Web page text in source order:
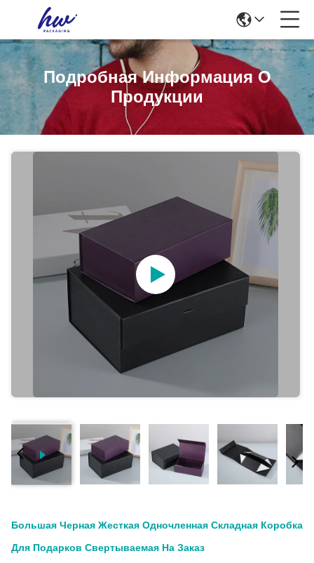
Подробная Информация О
Продукции
Большая Черная Жесткая Одночленная Складная Коробка
Для Подарков Свертываемая На Заказ